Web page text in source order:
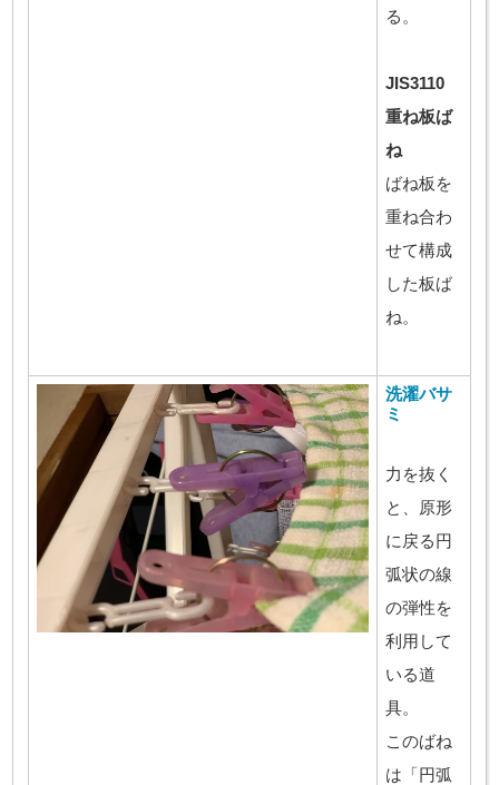
る。
JIS3110
重ね板ば
ね
ばね板を
重ね合わ
せて構成
した板ば
ね。
洗濯バサ
ミ
力を抜く
と、原形
に戻る円
弧状の線
の弾性を
利用して
いる道
具。
このばね
は「円弧